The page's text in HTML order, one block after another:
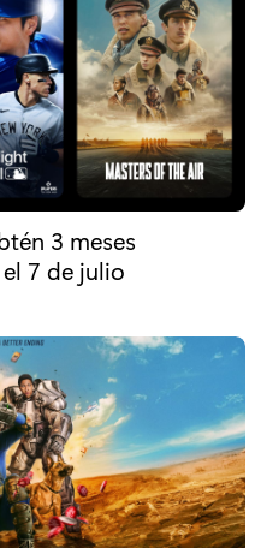
3 meses
7 de julio